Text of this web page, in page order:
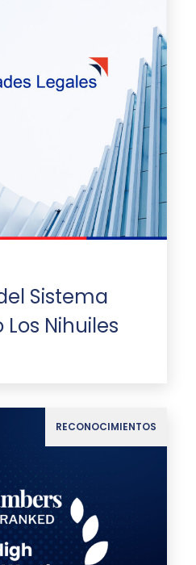
Sistema
Nihuiles
RECONOCIMIENTOS